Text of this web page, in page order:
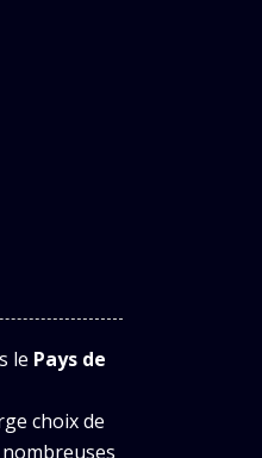
le Pays de
choix de